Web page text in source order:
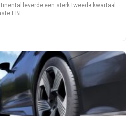
leverde een sterk tweede kwartaal
EBIT…